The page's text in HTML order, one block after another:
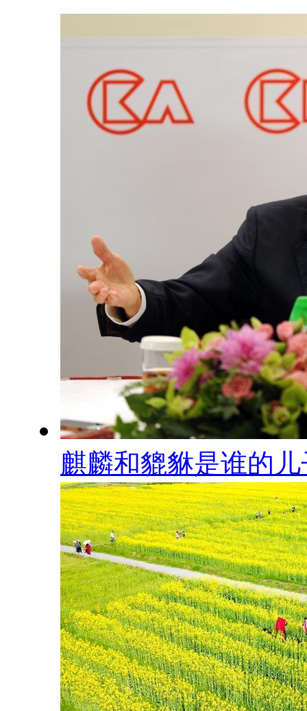
麒麟和貔貅是谁的儿